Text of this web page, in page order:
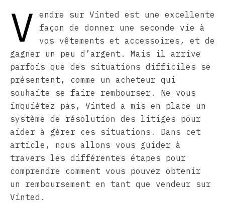
V
endre sur Vinted est une excellente
façon de donner une seconde vie à
vos vêtements et accessoires, et de
gagner un peu d’argent. Mais il arrive
parfois que des situations difficiles se
présentent, comme un acheteur qui
souhaite se faire rembourser. Ne vous
inquiétez pas, Vinted a mis en place un
système de résolution des litiges pour
aider à gérer ces situations. Dans cet
article, nous allons vous guider à
travers les différentes étapes pour
comprendre comment vous pouvez obtenir
un remboursement en tant que vendeur sur
Vinted.